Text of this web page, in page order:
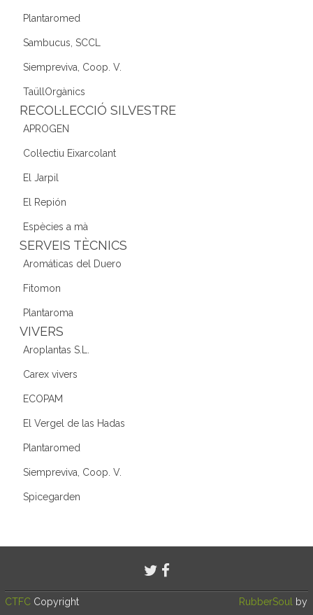
Plantaromed
Sambucus, SCCL
Siempreviva, Coop. V.
TaüllOrgànics
RECOL·LECCIÓ SILVESTRE
APROGEN
Col·lectiu Eixarcolant
El Jarpil
El Repión
Espècies a mà
SERVEIS TÈCNICS
Aromáticas del Duero
Fitomon
Plantaroma
VIVERS
Aroplantas S.L.
Carex vivers
ECOPAM
El Vergel de las Hadas
Plantaromed
Siempreviva, Coop. V.
Spicegarden
CTFC Copyright RubberSoul by